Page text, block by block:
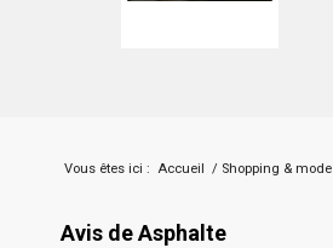
Vous êtes ici : Accueil / Shopping & mode
Avis de Asphalte